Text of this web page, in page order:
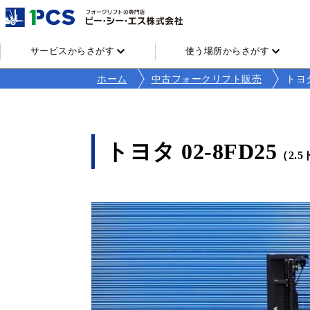
サービスからさがす 使う場所からさがす
ホーム 中古フォークリフト販売 ト
トヨタ 02-8FD25 （